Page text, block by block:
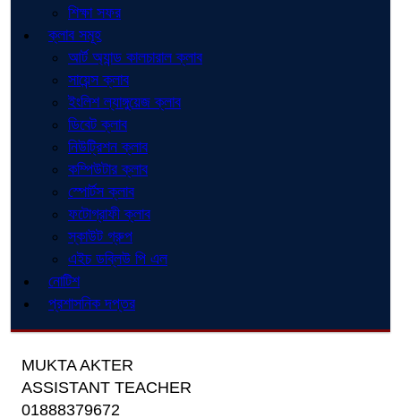
শিক্ষা সফর
ক্লাব সমূহ
আর্ট অ্যান্ড কালচারাল ক্লাব
সায়েন্স ক্লাব
ইংলিশ ল্যাঙ্গুয়েজ ক্লাব
ডিবেট ক্লাব
নিউট্রিশন ক্লাব
কম্পিউটার ক্লাব
স্পোর্টস ক্লাব
ফটোগ্রাফী ক্লাব
স্কাউট গ্রুপ
এইচ ডব্লিউ পি এল
নোটিশ
প্রশাসনিক দপ্তর
MUKTA AKTER
ASSISTANT TEACHER
01888379672